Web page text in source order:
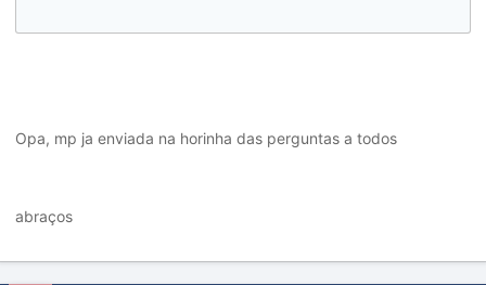
Opa, mp ja enviada na horinha das perguntas a todos
abraços